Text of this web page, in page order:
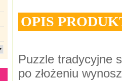
OPIS
Puzzle tradycyjne
po złożeniu